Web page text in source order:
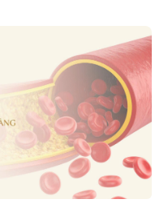
đặc biệt: NMN làm
qua đường tiêm tĩnh
thường. Liệu tiêm NMN
an toàn không? Có thể
tích dưới đây dựa trên
câu trả lời.